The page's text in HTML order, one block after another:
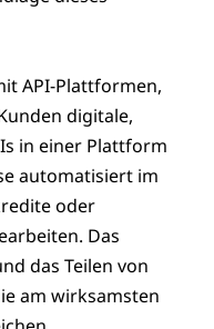
API-Plattformen,
digitale,
in einer Plattform
automatisiert im
oder
Das
das Teilen von
am wirksamsten